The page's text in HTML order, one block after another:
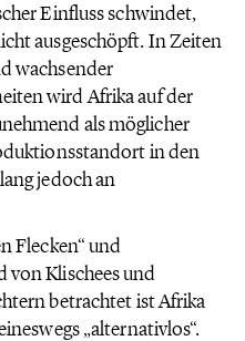
Einfluss schwindet,
ausgeschöpft. In Zeiten
wachsender
wird Afrika auf der
als möglicher
in den
jedoch an
Flecken“ und
von Klischees und
betrachtet ist Afrika
„alternativlos“.